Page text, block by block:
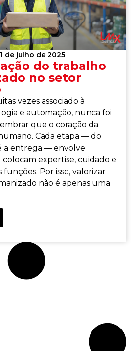
1 de julho de 2025
do trabalho
no setor
vezes associado à
e automação, nunca foi
que o coração da
Cada etapa — do
a entrega — envolve
colocam expertise, cuidado e
funções. Por isso, valorizar
não é apenas uma